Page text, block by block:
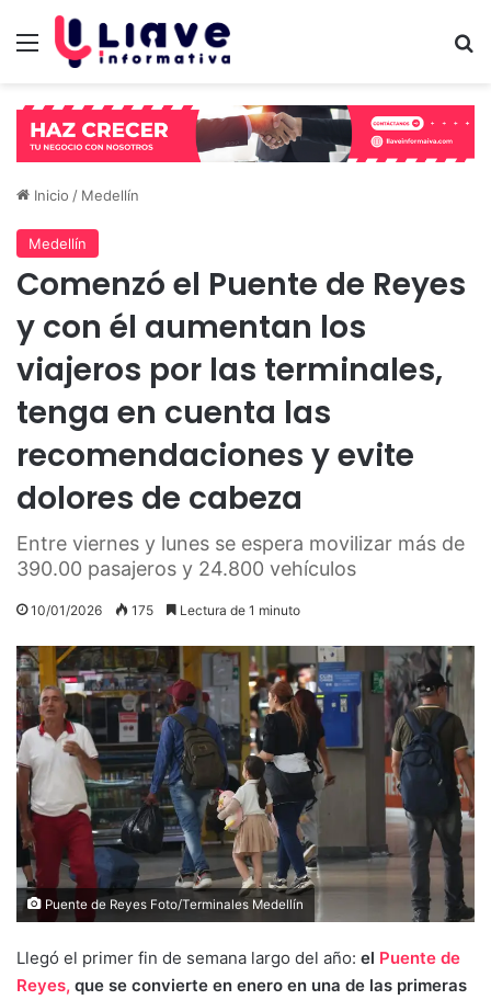
Menú
Inicio / Medellín
Medellín
Comenzó el Puente de Reyes
y con él aumentan los
viajeros por las terminales,
tenga en cuenta las
recomendaciones y evite
dolores de cabeza
Entre viernes y lunes se espera movilizar más de
390.00 pasajeros y 24.800 vehículos
10/01/2026 175 Lectura de 1 minuto
Puente de Reyes Foto/Terminales Medellín
Llegó el primer fin de semana largo del año: el Puente de
Reyes, que se convierte en enero en una de las primeras